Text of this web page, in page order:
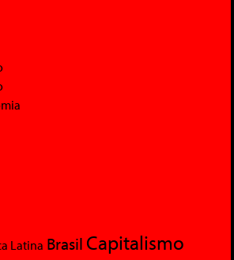
Latina Brasil Capitalismo